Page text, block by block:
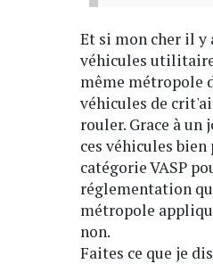
Et si mon cher il y
véhicules
même métropole
véhicules de
rouler. Grace à un
ces véhicules
catégorie VASP
réglementation
métropole
non.
Faites ce que je